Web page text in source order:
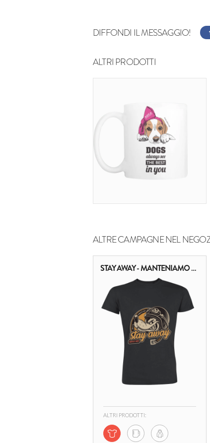
DIFFONDI IL MESSAGGIO!
ALTRI PRODOTTI
ALTRE CAMPAGNE NEL
STAY AWAY - MANTENIAMO LE DISTANZE
ALTRI PRODOTTI: